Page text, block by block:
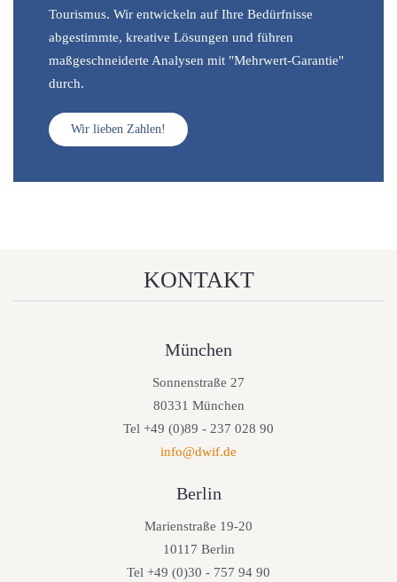
Tourismus. Wir entwickeln auf Ihre Bedürfnisse
abgestimmte, kreative Lösungen und führen
maßgeschneiderte Analysen mit "Mehrwert-Garantie"
durch.
Wir lieben Zahlen!
KONTAKT
München
Sonnenstraße 27
80331 München
Tel +49 (0)89 - 237 028 90
info@dwif.de
Berlin
Marienstraße 19-20
10117 Berlin
Tel +49 (0)30 - 757 94 90